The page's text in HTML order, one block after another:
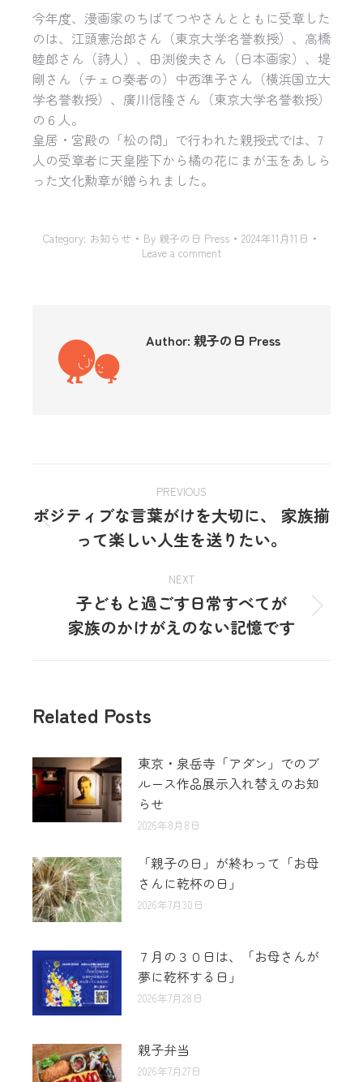
今年度、漫画家のちばてつやさんとともに受章した
のは、 江頭憲治郎さん（東京大学名誉教授）、高橋
睦郎さん（詩人）、田渕俊夫さん（日本画家）、堤
剛さん（チェロ奏者の）中西準子さん（横浜国立大
学名誉教授）、廣川信隆さん（東京大学名誉教授）
の６人。
皇居・宮殿の「松の間」で行われた親授式では、 7
人の受章者に天皇陛下から橘の花にまが玉をあしら
った文化勲章が贈られました。
Category: お知らせ By 親子の日 Press
2024年11月11日
Leave a comment
Author: 親子の日 Press
PREVIOUS
ポジティブな言葉がけを大切に、 家族揃
って楽しい人生を送りたい。
NEXT
子どもと過ごす日常すべてが
家族のかけがえのない記憶です
Related Posts
東京・泉岳寺「アダン」でのブ
ルース作品展示入れ替えのお知
らせ
2026年8月8日
「親子の日」が終わって「お母
さんに乾杯の日」
2026年7月30日
７月の３０日は、「お母さんが
夢に乾杯する日」
2026年7月28日
親子弁当
2026年7月27日